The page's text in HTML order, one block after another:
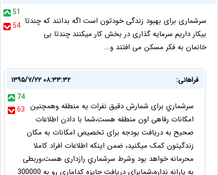
51
54 سرشماری برای بهبود زندگی خودتون است اگه بدانند که چندتا
بیکار داریم سرمایه گذاری در بخش کار میکنند چندتا بی
خانمان به فکر مسکن می افتند و...
فراهانی:
۱۳۹۵/۷/۲۲ ۰۸:۳۳:۳۲
74
63 سرشماري برای شمارش دقيق نفرات یه منطقه وهمچنين
امکانات رفاهی اون منطقه هست،شما با دادن اطلاعات
صحیح به دریافت بودجه برای تخصیص امکانات به مکان
زندگيتون کمک میکنید، ضمن اینکه اطلاعات افراد کاملا
محرمانه خواهد بود وشرط سرشماري رازداری هست،وربطی
به یارانه نداره،شمابرای دریافت جایزه کداماری رو به 300000